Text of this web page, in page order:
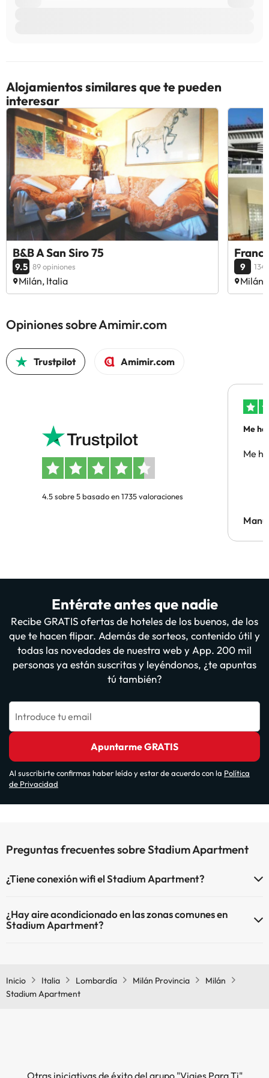
Alojamientos similares que te pueden
interesar
B&B A San Siro 75
9.5 89 opiniones
Milán, Italia
9 134
Milán,
Opiniones sobre Amimir.com
Trustpilot Amimir.com
4.5 sobre 5 basado en 1735 valoraciones
Me
Me
Entérate antes que nadie
Recibe GRATIS ofertas de hoteles de los buenos, de los
que te hacen flipar. Además de sorteos, contenido útil y
todas las novedades de nuestra web y App. 200 mil
personas ya están suscritas y leyéndonos, ¿te apuntas
tú también?
Introduce tu email
Apuntarme GRATIS
Al suscribirte confirmas haber leído y estar de acuerdo con la Política
de Privacidad
Preguntas frecuentes sobre Stadium Apartment
¿Tiene conexión wifi el Stadium Apartment?
¿Hay aire acondicionado en las zonas comunes en
Stadium Apartment?
Inicio
Italia Lombardía Milán Provincia
Milán
Stadium Apartment